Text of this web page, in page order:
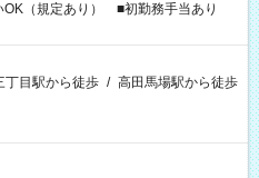
（規定あり） ■初勤務手当あり
丁目駅から徒歩 / 高田馬場駅から徒歩